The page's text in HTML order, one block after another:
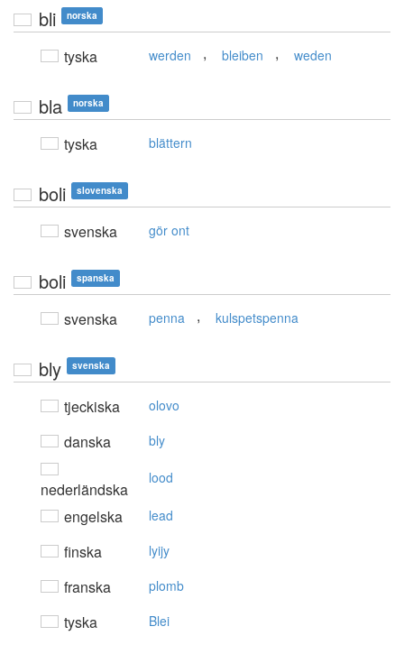
bli norska
tyska werden , bleiben , weden
bla norska
tyska blättern
boli slovenska
svenska gör ont
boli spanska
svenska penna , kulspetspenna
bly svenska
tjeckiska olovo
danska bly
nederländska
lood
engelska lead
finska lyijy
franska plomb
tyska Blei